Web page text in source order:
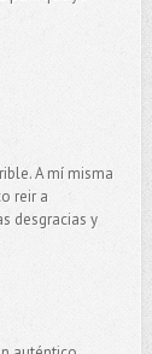
A mí misma
reir a
desgracias y